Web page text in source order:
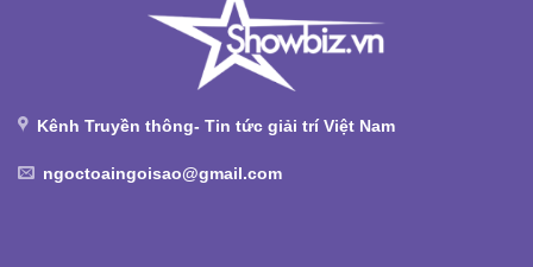
Kênh Truyền thông- Tin tức giải trí Việt Nam
ngoctoaingoisao@gmail.com